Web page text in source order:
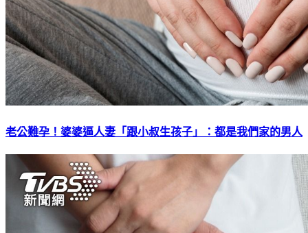
老公難孕！婆婆逼人妻「跟小叔生孩子」：都是我們家的男人